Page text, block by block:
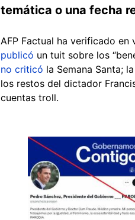
temática o una fecha
AFP Factual ha verificado
publicó un tuit sobre los
no criticó la Semana Santa;
los restos del dictador
cuentas troll.